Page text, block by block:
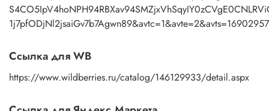
Ссылка для WB
https://www.wildberries.ru/catalog/146129933/detail.aspx